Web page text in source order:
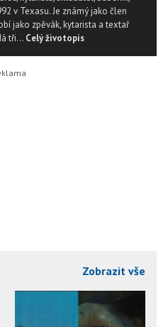
v Texasu. Je známý jako člen
jako zpěvák, kytarista a textař
tři... Celý životopis
Zobrazit vše